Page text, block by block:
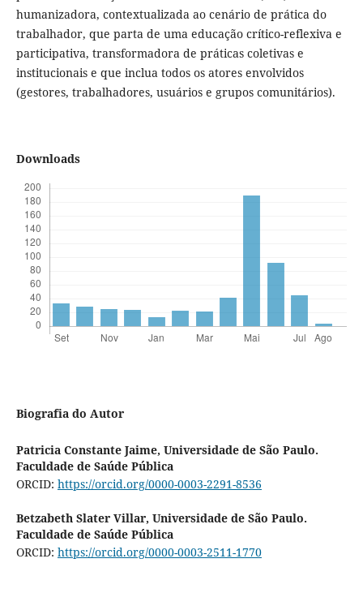
humanizadora, contextualizada ao cenário de prática do
trabalhador, que parta de uma educação crítico-reflexiva e
participativa, transformadora de práticas coletivas e
institucionais e que inclua todos os atores envolvidos
(gestores, trabalhadores, usuários e grupos comunitários).
Downloads
Biografia do Autor
Patricia Constante Jaime, Universidade de São Paulo.
Faculdade de Saúde Pública
ORCID: https://orcid.org/0000-0003-2291-8536
Betzabeth Slater Villar, Universidade de São Paulo.
Faculdade de Saúde Pública
ORCID: https://orcid.org/0000-0003-2511-1770